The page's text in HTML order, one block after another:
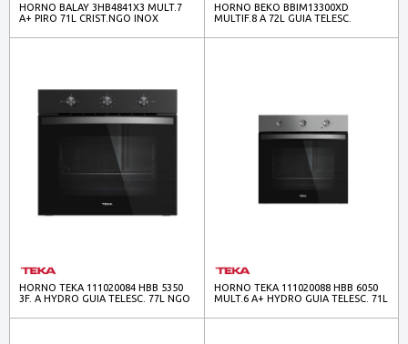
HORNO BALAY 3HB4841X3 MULT.7
A+ PIRO 71L CRIST.NGO INOX
HORNO BEKO BBIM13300XD
MULTIF.8 A 72L GUIA TELESC.
HORNO TEKA 111020084 HBB 5350
3F. A HYDRO GUIA TELESC. 77L NGO
HORNO TEKA 111020088 HBB 6050
MULT.6 A+ HYDRO GUIA TELESC. 71L